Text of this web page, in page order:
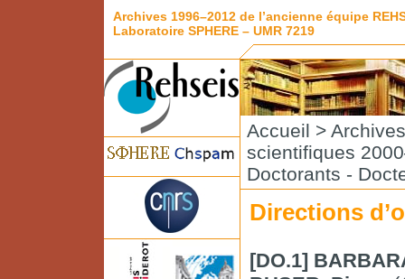
Archives 1996–2012 de l’ancienne équipe
Laboratoire SPHERE – UMR 7219
Accueil > Archives
scientifiques
Doctorants -
Directions
[DO.1]